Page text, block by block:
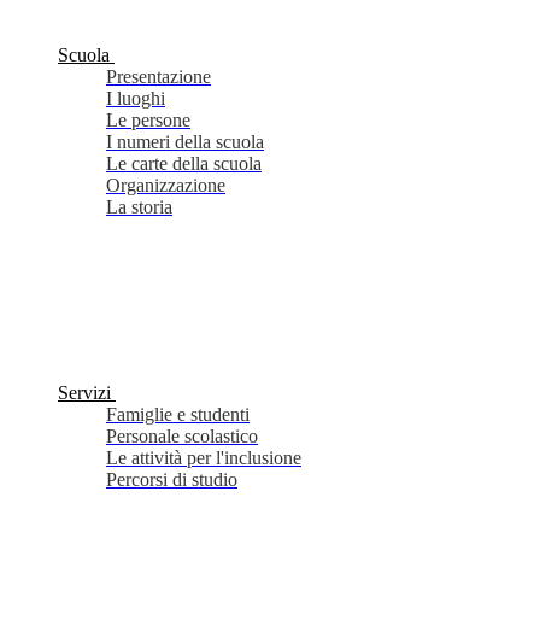
Scuola
Presentazione
I luoghi
Le persone
I numeri della scuola
Le carte della scuola
Organizzazione
La storia
Servizi
Famiglie e studenti
Personale scolastico
Le attività per l'inclusione
Percorsi di studio